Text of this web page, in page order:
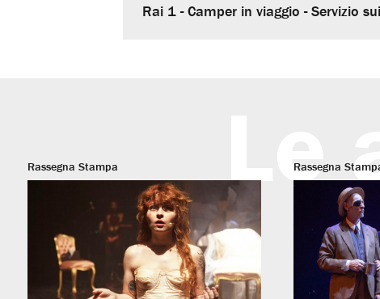
Rai 1 - Camper in viaggio - Servizio
Le
Rassegna Stampa Rassegna